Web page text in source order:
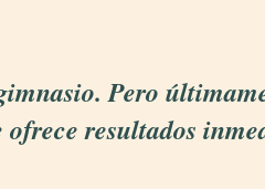
Pero
resultados